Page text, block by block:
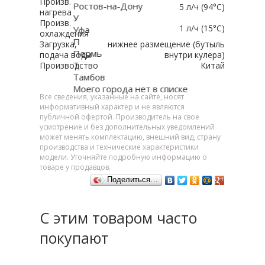
нагрева
5 л/ч (94°C)
Произв.
охлаждения
1 л/ч (15°C)
Загрузка,
подача воды
нижнее размещение (бутыль
внутри кулера)
Производство
Китай
Все сведения, указанные на сайте, носят
информативный характер и не являются
публичной офертой. Производитель на свое
усмотрение и без дополнительных уведомлений
может менять комплектацию, внешний вид, страну
производства и технические характеристики
модели. Уточняйте подробную информацию о
товаре у продавцов.
Поделиться…
С этим товаром часто
покупают
Ростов-на-Дону
У
Уфа
П
Пермь
Т
Тамбов
Моего города нет в списке